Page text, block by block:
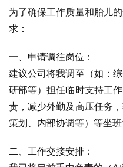
为了确保工作质量和胎儿
求：
一、申请调往岗位：
建议公司将我调至（如：
研部等）担任临时支持工
责，减少外勤及高压任务
策划、内部协调等）等坐班
二、工作交接安排：